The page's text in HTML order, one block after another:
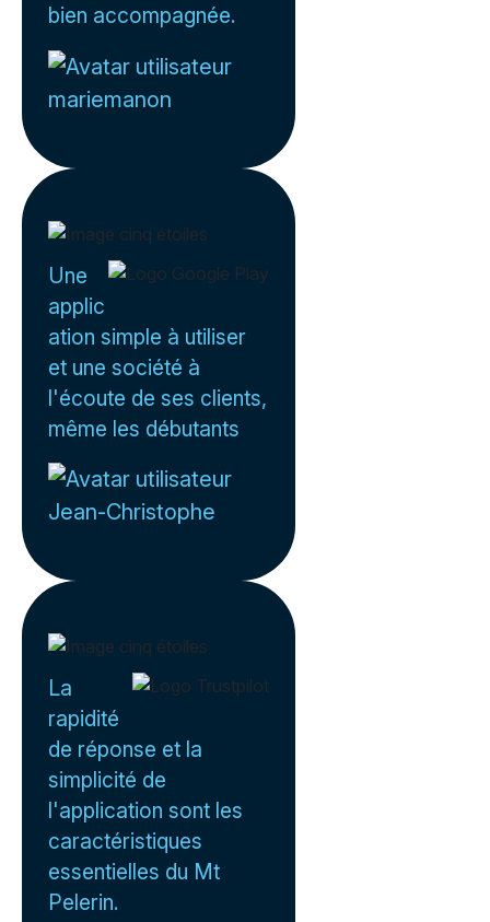
bien accompagnée.
mariemanon
Une
applic
ation simple à utiliser
et une société à
l'écoute de ses clients,
même les débutants
Jean-Christophe
La
rapidité
de réponse et la
simplicité de
l'application sont les
caractéristiques
essentielles du Mt
Pelerin.